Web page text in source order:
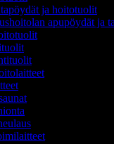
ja hoitotuolit
apupöydät ja